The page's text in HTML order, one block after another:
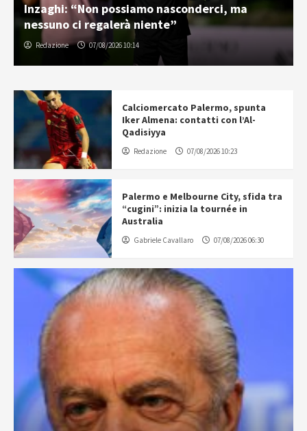
Inzaghi: “Non possiamo nasconderci, ma
nessuno ci regalerà niente”
Redazione 07/08/2026 10:14
Calciomercato Palermo, spunta
Iker Almena: contatti con l’Al-
Qadisiyya
Redazione 07/08/2026 10:23
Palermo e Melbourne City, sfida tra
“cugini”: inizia la tournée in
Australia
Gabriele Cavallaro 07/08/2026 06:30